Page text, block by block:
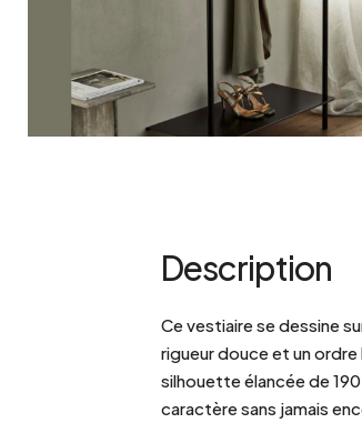
Brocante
Contemporain
Esprit Haussmannien
Bois
Verre
Zinc
Description
Ce vestiaire se dessine
rigueur douce et un
silhouette élancée de
caractère sans jamais